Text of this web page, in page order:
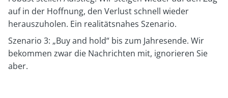
auf in der Hoffnung, den Verlust schnell wieder
herauszuholen. Ein realitätsnahes Szenario.
Szenario 3: „Buy and hold“ bis zum Jahresende. Wir
bekommen zwar die Nachrichten mit, ignorieren Sie
aber.